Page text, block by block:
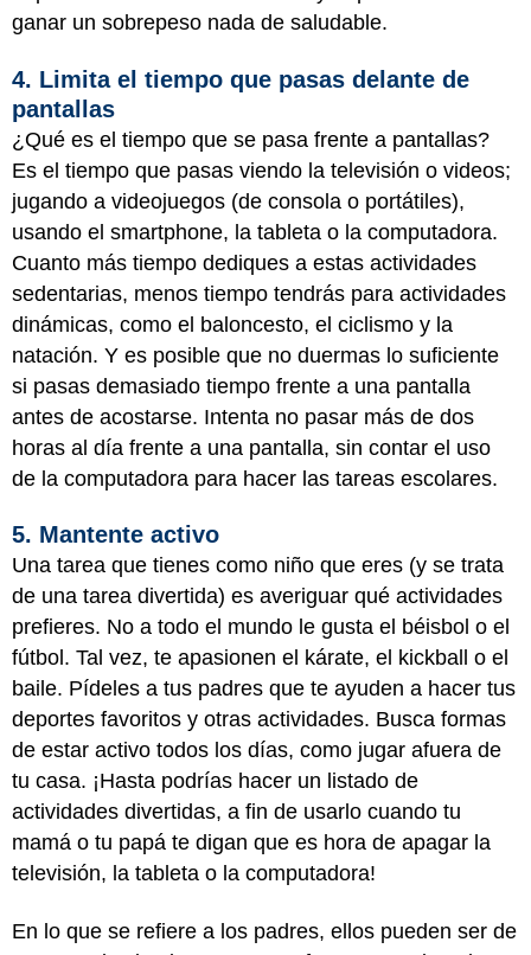
ganar un sobrepeso nada de saludable.
4. Limita el tiempo que pasas delante de
pantallas
¿Qué es el tiempo que se pasa frente a pantallas?
Es el tiempo que pasas viendo la televisión o videos;
jugando a videojuegos (de consola o portátiles),
usando el smartphone, la tableta o la computadora.
Cuanto más tiempo dediques a estas actividades
sedentarias, menos tiempo tendrás para actividades
dinámicas, como el baloncesto, el ciclismo y la
natación. Y es posible que no duermas lo suficiente
si pasas demasiado tiempo frente a una pantalla
antes de acostarse. Intenta no pasar más de dos
horas al día frente a una pantalla, sin contar el uso
de la computadora para hacer las tareas escolares.
5. Mantente activo
Una tarea que tienes como niño que eres (y se trata
de una tarea divertida) es averiguar qué actividades
prefieres. No a todo el mundo le gusta el béisbol o el
fútbol. Tal vez, te apasionen el kárate, el kickball o el
baile. Pídeles a tus padres que te ayuden a hacer tus
deportes favoritos y otras actividades. Busca formas
de estar activo todos los días, como jugar afuera de
tu casa. ¡Hasta podrías hacer un listado de
actividades divertidas, a fin de usarlo cuando tu
mamá o tu papá te digan que es hora de apagar la
televisión, la tableta o la computadora!
En lo que se refiere a los padres, ellos pueden ser de